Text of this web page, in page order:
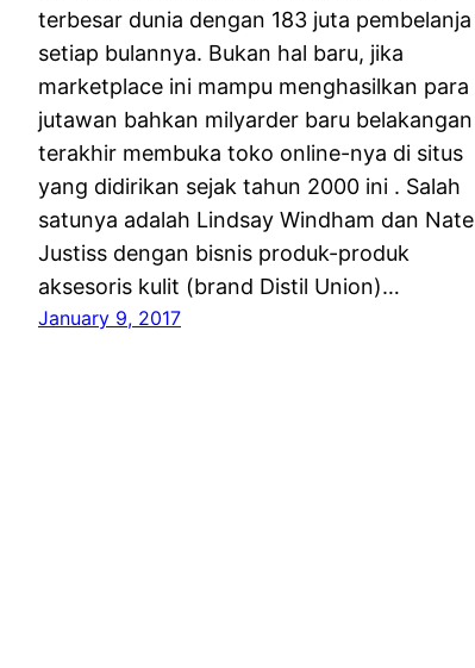
terbesar dunia dengan 183 juta pembelanja
setiap bulannya. Bukan hal baru, jika
marketplace ini mampu menghasilkan para
jutawan bahkan milyarder baru belakangan
terakhir membuka toko online-nya di situs
yang didirikan sejak tahun 2000 ini . Salah
satunya adalah Lindsay Windham dan Nate
Justiss dengan bisnis produk-produk
aksesoris kulit (brand Distil Union)…
January 9, 2017